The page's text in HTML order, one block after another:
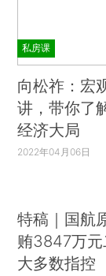
私房课
向松祚：宏
讲，带你了
经济大局
2022年04月06日
特稿｜国航
贿3847万元
大多数指控